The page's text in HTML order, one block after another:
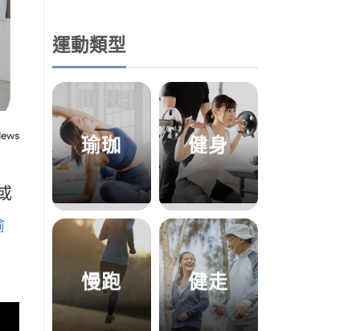
運動類型
瑜珈 健身
慢跑 健走